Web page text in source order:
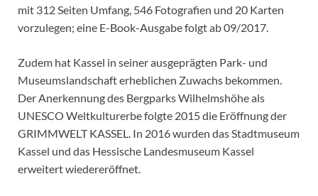
mit 312 Seiten Umfang, 546 Fotografien und 20 Karten
vorzulegen; eine E-Book-Ausgabe folgt ab 09/2017.
Zudem hat Kassel in seiner ausgeprägten Park- und
Museumslandschaft erheblichen Zuwachs bekommen.
Der Anerkennung des Bergparks Wilhelmshöhe als
UNESCO Weltkulturerbe folgte 2015 die Eröffnung der
GRIMMWELT KASSEL. In 2016 wurden das Stadtmuseum
Kassel und das Hessische Landesmuseum Kassel
erweitert wiedereröffnet.